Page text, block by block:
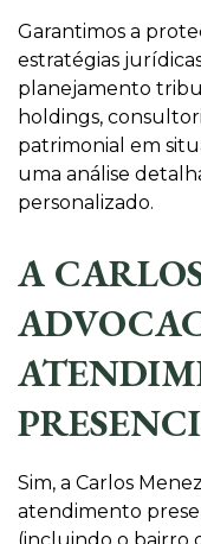
Garantimos a
estratégias
planejamento
holdings,
patrimonial em
uma análise
personalizado.
A
Sim, a Carlos
atendimento